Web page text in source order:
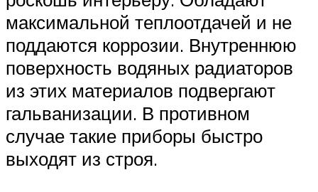
максимальной теплоотдачей и не
поддаются коррозии. Внутреннюю
поверхность водяных радиаторов
из этих материалов подвергают
гальванизации. В противном
случае такие приборы быстро
выходят из строя.